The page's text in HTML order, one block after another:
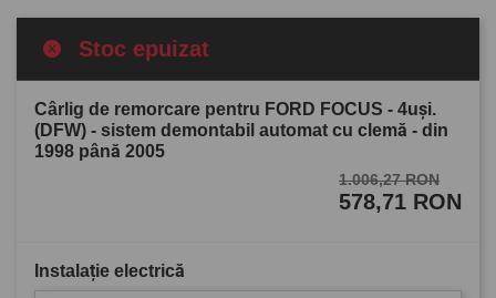
Stoc epuizat
Cârlig de remorcare pentru FORD FOCUS - 4uşi.
(DFW) - sistem demontabil automat cu clemă - din
1998 până 2005
1.006,27 RON
578,71 RON
Instalație electrică